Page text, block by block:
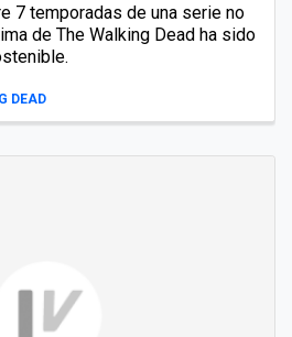
7 temporadas de una serie no
de The Walking Dead ha sido
DEAD